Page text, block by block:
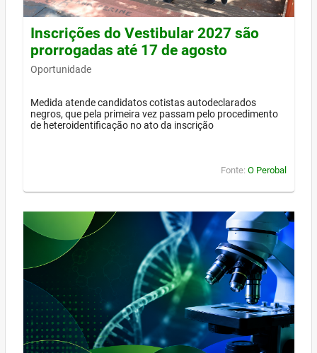
Inscrições do Vestibular 2027 são
prorrogadas até 17 de agosto
Oportunidade
Medida atende candidatos cotistas autodeclarados
negros, que pela primeira vez passam pelo procedimento
de heteroidentificação no ato da inscrição
Fonte: O Perobal